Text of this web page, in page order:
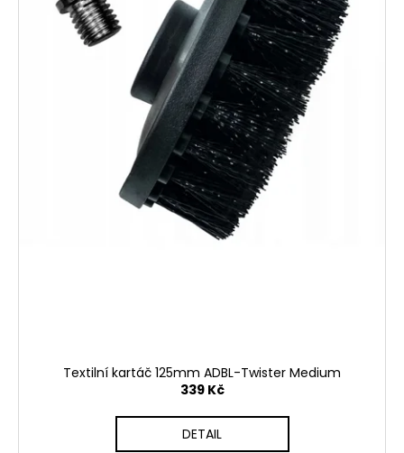
Textilní kartáč 125mm ADBL-Twister Medium
339 Kč
DETAIL